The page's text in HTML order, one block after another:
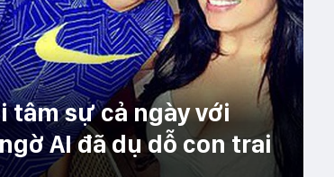
tâm sự cả ngày với
AI đã dụ dỗ con trai